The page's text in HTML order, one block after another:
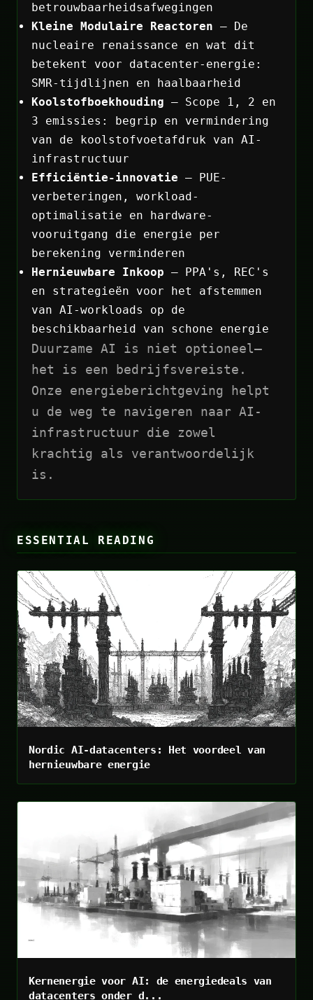
betrouwbaarheidsafwegingen
Kleine Modulaire Reactoren — De
nucleaire renaissance en wat dit
betekent voor datacenter-energie:
SMR-tijdlijnen en haalbaarheid
Koolstofboekhouding — Scope 1, 2 en
3 emissies: begrip en vermindering
van de koolstofvoetafdruk van AI-
infrastructuur
Efficiëntie-innovatie — PUE-
verbeteringen, workload-
optimalisatie en hardware-
vooruitgang die energie per
berekening verminderen
Hernieuwbare Inkoop — PPA's, REC's
en strategieën voor het afstemmen
van AI-workloads op de
beschikbaarheid van schone energie
Duurzame AI is niet optioneel—
het is een bedrijfsvereiste.
Onze energieberichtgeving helpt
u de weg te navigeren naar AI-
infrastructuur die zowel
krachtig als verantwoordelijk
is.
ESSENTIAL READING
Nordic AI-datacenters: Het voordeel van
hernieuwbare energie
Kernenergie voor AI: de energiedeals van
datacenters onder d...